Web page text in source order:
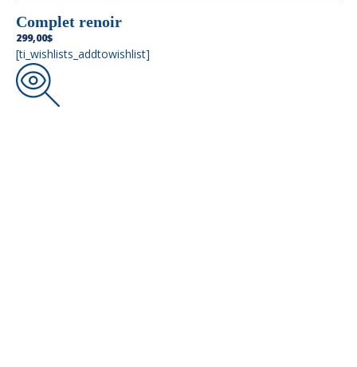
Complet renoir
299,00$
[ti_wishlists_addtowishlist]